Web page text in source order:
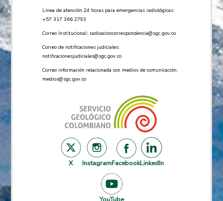
Línea de atención 24 horas para emergencias radiológicas:
+57 ​317 366 2793
Correo Institucional: radicacioncorrespondencia@sgc.gov.co
Correo de notificaciones judiciales:
notificacionesjudiciales@sgc.gov.co
Correo información relacionada con medios de comunicación:
medios@sgc.gov.co
X InstagramFacebookLinkedIn